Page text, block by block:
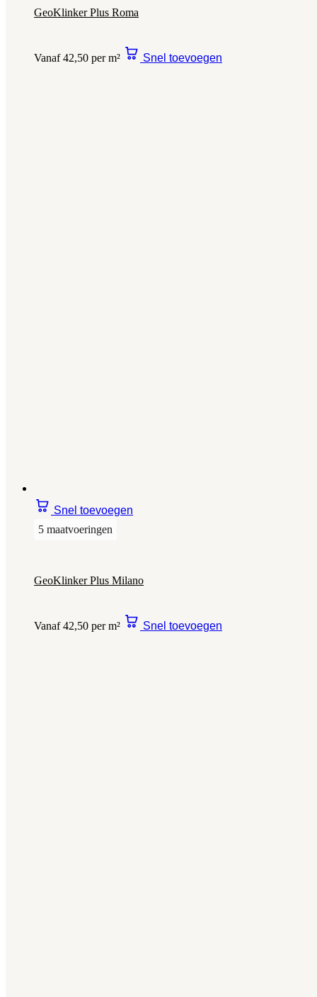
GeoKlinker Plus Roma
Vanaf 42,50 per m² Snel toevoegen
Snel toevoegen
5 maatvoeringen
GeoKlinker Plus Milano
Vanaf 42,50 per m² Snel toevoegen